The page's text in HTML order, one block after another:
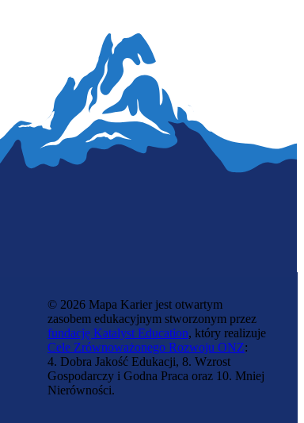
© 2026 Mapa Karier jest otwartym
zasobem edukacyjnym stworzonym przez
fundację Katalyst Education, który realizuje
Cele Zrównoważonego Rozwoju ONZ:
4. Dobra Jakość Edukacji, 8. Wzrost
Gospodarczy i Godna Praca oraz 10. Mniej
Nierówności.